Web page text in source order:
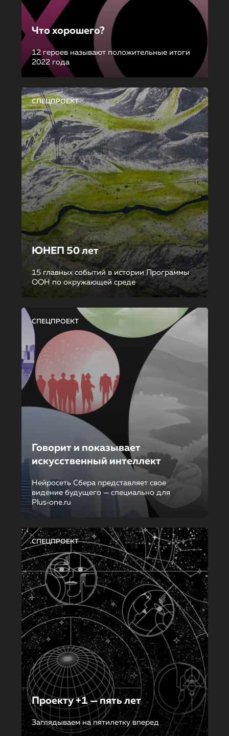
Что хорошего?
12 героев называют положительные итоги
2022 года
СПЕЦПРОЕКТ
ЮНЕП 50 лет
15 главных событий в истории Программы
ООН по окружающей среде
СПЕЦПРОЕКТ
Говорит и показывает
искусственный интеллект
Нейросеть Сбера представляет свое
видение будущего — специально для
Plus‑one.ru
СПЕЦПРОЕКТ
Проекту +1 — пять лет
Заглядываем на пятилетку вперед